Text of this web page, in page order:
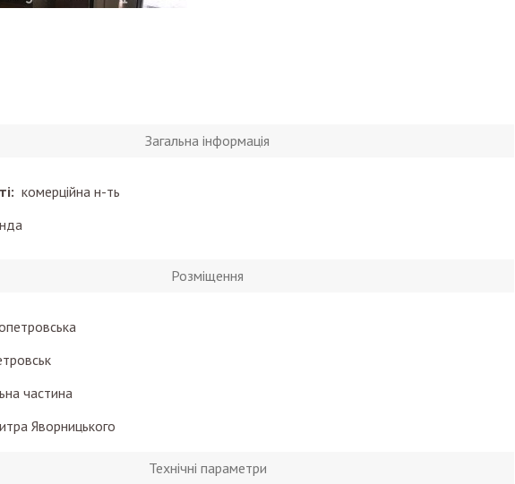
Загальна інформація
комерційна н-ть
Розміщення
частина
Яворницького
Технічні параметри